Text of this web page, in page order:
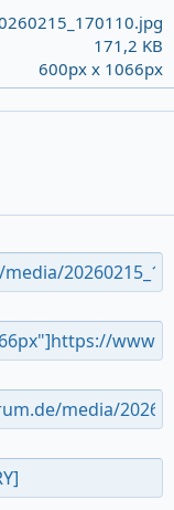
s
171,2 KB
600px x 1066px